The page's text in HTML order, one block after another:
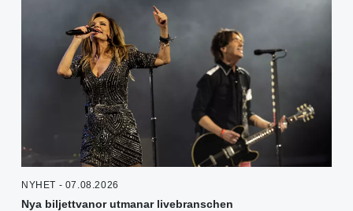
NYHET - 07.08.2026
Nya biljettvanor utmanar livebranschen